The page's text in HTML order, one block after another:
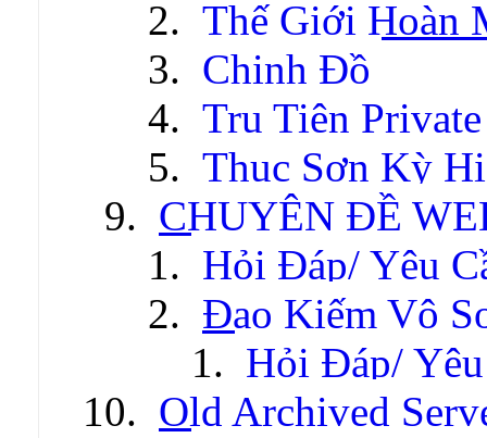
Thế Giới Hoàn
Chinh Đồ
Tru Tiên Private
Thục Sơn Kỳ
CHUYÊN ĐỀ
Hỏi Đáp/ Yêu
Đao Kiếm Vô
Hỏi Đáp/
Old Archived